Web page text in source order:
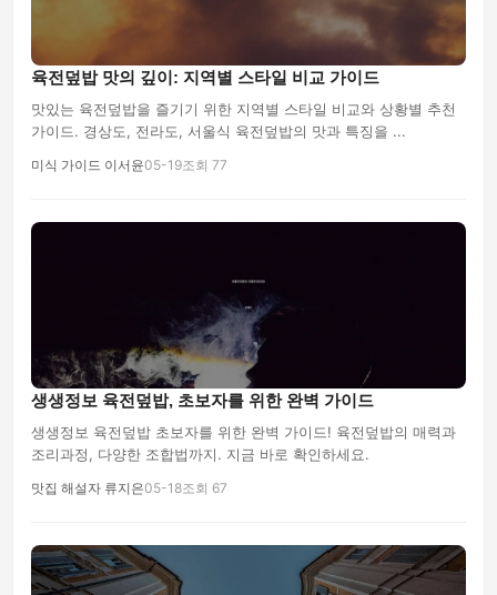
육전덮밥 맛의 깊이: 지역별 스타일 비교 가이드
맛있는 육전덮밥을 즐기기 위한 지역별 스타일 비교와 상황별 추천
가이드. 경상도, 전라도, 서울식 육전덮밥의 맛과 특징을 ...
미식 가이드 이서윤05-19조회 77
생생정보 육전덮밥, 초보자를 위한 완벽 가이드
생생정보 육전덮밥 초보자를 위한 완벽 가이드! 육전덮밥의 매력과
조리과정, 다양한 조합법까지. 지금 바로 확인하세요.
맛집 해설자 류지은05-18조회 67